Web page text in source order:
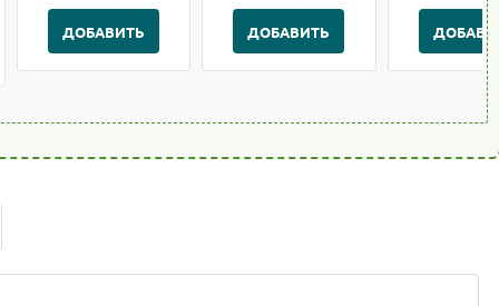
ДОБАВИТЬ ДОБАВИТЬ